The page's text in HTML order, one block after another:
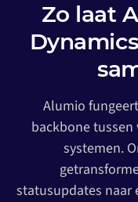
Zo laat
Alumio
backbone
systemen.
statusupdates naar